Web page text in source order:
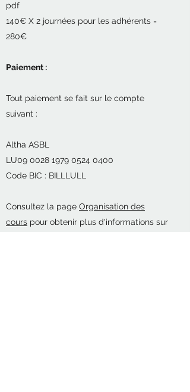
pdf
140€ X 2 journées pour les adhérents =
280€
Paiement :
Tout paiement se fait sur le compte
suivant :
Altha ASBL
LU09 0028 1979 0524 0400
Code BIC : BILLLULL
Consultez la page Organisation des
cours pour obtenir plus d'informations sur